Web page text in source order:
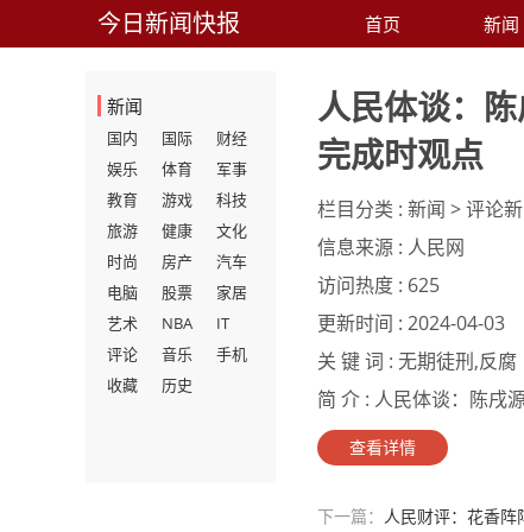
今日新闻快报 首页 新闻
新闻
国内 国际
财经
娱乐
体育
军事
教育
游戏
科技
旅游
健康
文化
时尚
房产
汽车
电脑
股票
家居
艺术
NBA
IT
评论
音乐
手机
收藏
历史
人民体谈：
完成时观点
栏目分类 : 新闻 > 评论
信息来源 : 人民网
访问热度 : 625
更新时间 : 2024-04-03
关 键 词 : 无期徒刑,反腐
简 介 : 人民体谈：陈戌
查看详情
下一篇： 人民财评：花香阵